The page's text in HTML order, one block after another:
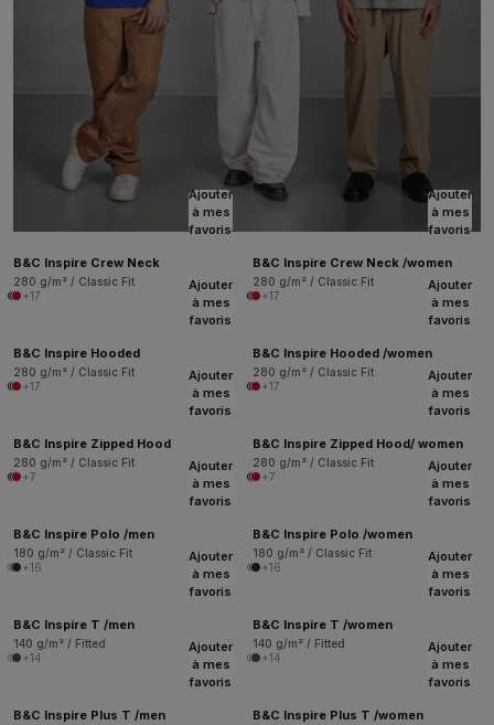
Ajouter
à mes
favoris
B&C Inspire Crew Neck
280 g/m² / Classic Fit
+17
Ajouter
à mes
favoris
B&C Inspire Crew Neck /women
280 g/m² / Classic Fit
+17
Ajouter
à mes
favoris
B&C Inspire Hooded
280 g/m² / Classic Fit
+17
Ajouter
à mes
favoris
B&C Inspire Hooded /women
280 g/m² / Classic Fit
+17
Ajouter
à mes
favoris
B&C Inspire Zipped Hood
280 g/m² / Classic Fit
+7
Ajouter
à mes
favoris
B&C Inspire Zipped Hood/ women
280 g/m² / Classic Fit
+7
Ajouter
à mes
favoris
B&C Inspire Polo /men
180 g/m² / Classic Fit
+16
Ajouter
à mes
favoris
B&C Inspire Polo /women
180 g/m² / Classic Fit
+16
Ajouter
à mes
favoris
B&C Inspire T /men
140 g/m² / Fitted
+14
Ajouter
à mes
favoris
B&C Inspire T /women
140 g/m² / Fitted
+14
Ajouter
à mes
favoris
B&C Inspire Plus T /men
Ajouter
à mes
favoris
B&C Inspire Plus T /women